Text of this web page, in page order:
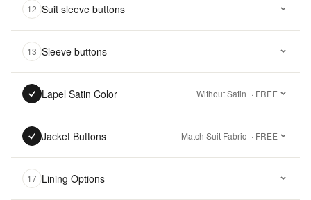
12 Suit sleeve buttons
13 Sleeve buttons
Lapel Satin Color Without Satin · FREE
Jacket Buttons Match Suit Fabric · FREE
17 Lining Options